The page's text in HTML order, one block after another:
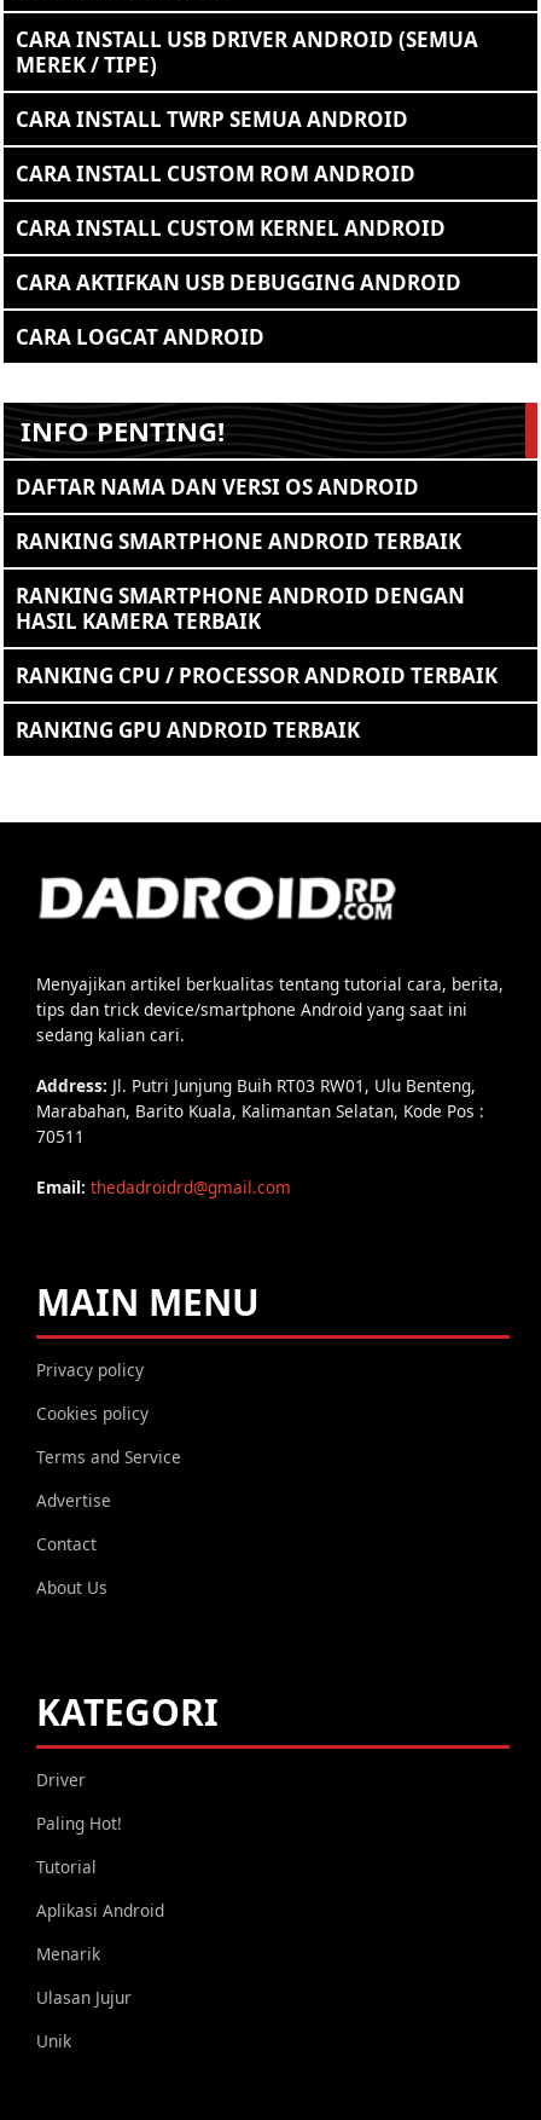
CARA INSTALL USB DRIVER ANDROID (SEMUA
MEREK / TIPE)
CARA INSTALL TWRP SEMUA ANDROID
CARA INSTALL CUSTOM ROM ANDROID
CARA INSTALL CUSTOM KERNEL ANDROID
CARA AKTIFKAN USB DEBUGGING ANDROID
CARA LOGCAT ANDROID
INFO PENTING!
DAFTAR NAMA DAN VERSI OS ANDROID
RANKING SMARTPHONE ANDROID TERBAIK
RANKING SMARTPHONE ANDROID DENGAN
HASIL KAMERA TERBAIK
RANKING CPU / PROCESSOR ANDROID TERBAIK
RANKING GPU ANDROID TERBAIK
Menyajikan artikel berkualitas tentang tutorial cara, berita,
tips dan trick device/smartphone Android yang saat ini
sedang kalian cari.
Address: Jl. Putri Junjung Buih RT03 RW01, Ulu Benteng,
Marabahan, Barito Kuala, Kalimantan Selatan, Kode Pos :
70511
Email: thedadroidrd@gmail.com
MAIN MENU
Privacy policy
Cookies policy
Terms and Service
Advertise
Contact
About Us
KATEGORI
Driver
Paling Hot!
Tutorial
Aplikasi Android
Menarik
Ulasan Jujur
Unik